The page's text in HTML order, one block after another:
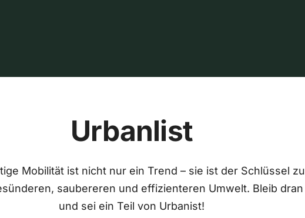
Urbanlist
Mobilität ist nicht nur ein Trend – sie ist der Schlüssel zu
saubereren und effizienteren Umwelt. Bleib dran
und sei ein Teil von Urbanist!